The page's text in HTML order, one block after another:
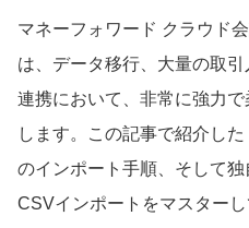
マネーフォワード クラウド
は、データ移行、大量の取
連携において、非常に強力
します。この記事で紹介し
のインポート手順、そして
CSVインポートをマスター